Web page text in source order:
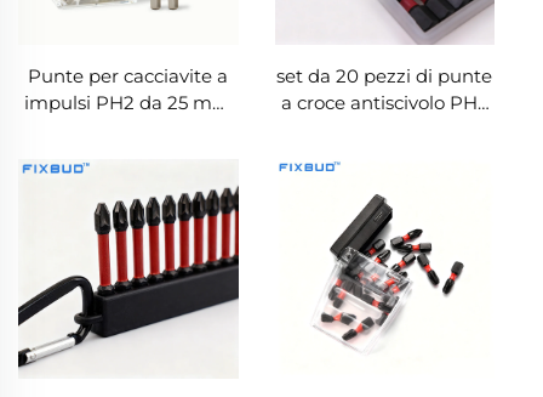
Punte per cacciavite a
impulsi PH2 da 25 mm
set da 20 pezzi di punte
a croce antiscivolo PH2